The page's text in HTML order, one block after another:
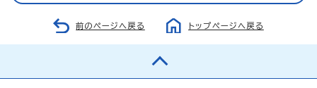
前のページへ戻る トップページへ戻る